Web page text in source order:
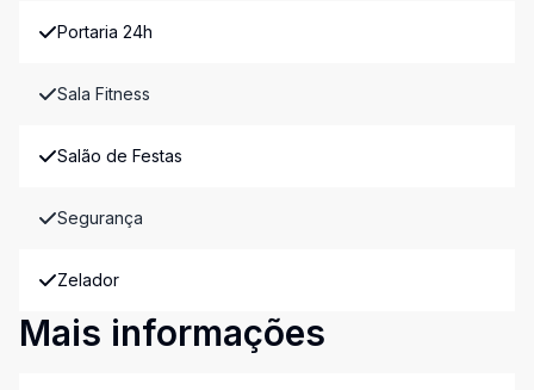
Portaria 24h
Sala Fitness
Salão de Festas
Segurança
Zelador
Mais informações